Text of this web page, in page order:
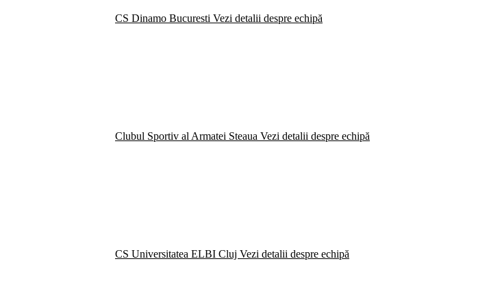
CS Dinamo Bucuresti Vezi detalii despre echipă
Clubul Sportiv al Armatei Steaua Vezi detalii despre echipă
CS Universitatea ELBI Cluj Vezi detalii despre echipă